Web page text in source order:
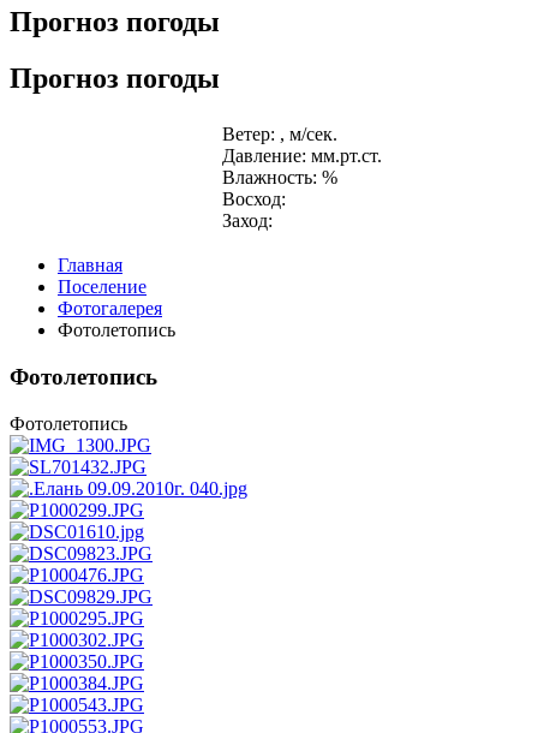
Прогноз погоды
Прогноз погоды
Ветер: , м/сек.
Давление: мм.рт.ст.
Влажность: %
Восход:
Заход:
Главная
Поселение
Фотогалерея
Фотолетопись
Фотолетопись
Фотолетопись